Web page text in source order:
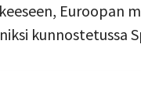
Euroopan
kunnostetussa